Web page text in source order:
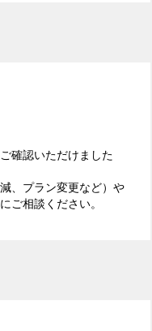
確認いただけました
、プラン変更など）や
ご相談ください。